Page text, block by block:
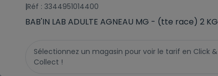
|Réf : 3344951014400
BAB'IN LAB ADULTE AGNEAU MG - (tte race) 2 KG
Sélectionnez un magasin pour voir le tarif en Click &
Collect !